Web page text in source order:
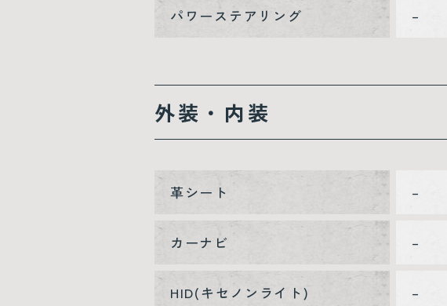
パワーステアリング –
外装・内装
革シート –
カーナビ –
HID(キセノンライト) –